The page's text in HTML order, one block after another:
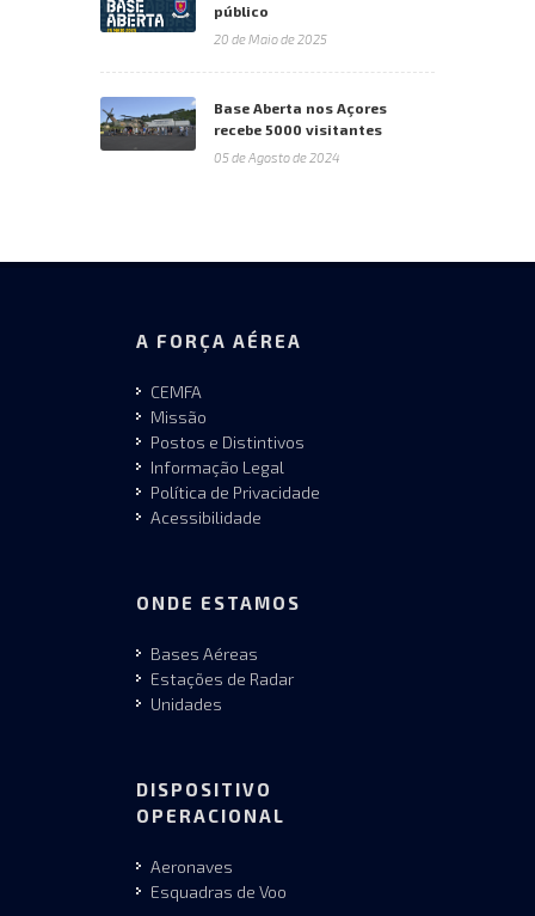
público
20 de Maio de 2025
Base Aberta nos Açores
recebe 5000 visitantes
05 de Agosto de 2024
A FORÇA AÉREA
CEMFA
Missão
Postos e Distintivos
Informação Legal
Política de Privacidade
Acessibilidade
ONDE ESTAMOS
Bases Aéreas
Estações de Radar
Unidades
DISPOSITIVO
OPERACIONAL
Aeronaves
Esquadras de Voo